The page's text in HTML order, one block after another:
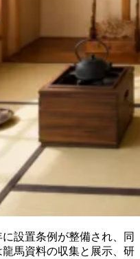
設置条例が整備され、同
馬資料の収集と展示、研